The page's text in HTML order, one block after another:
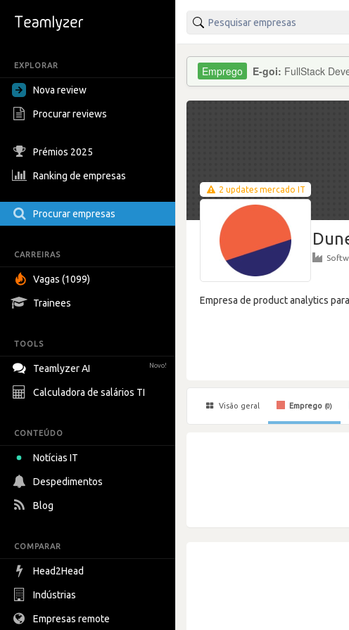
EXPLORAR
Nova review
Procurar reviews
Prémios 2025
Ranking de empresas
Procurar empresas
CARREIRAS
Vagas (1099)
Trainees
TOOLS
Teamlyzer AI Novo!
Calculadora de salários TI
CONTEÚDO
Notícias IT
Despedimentos
Blog
COMPARAR
Head2Head
Indústrias
Empresas remote
E-goi: FullStack
2 updates mercado IT
Empresa de product analytics
Visão geral Emprego (0)